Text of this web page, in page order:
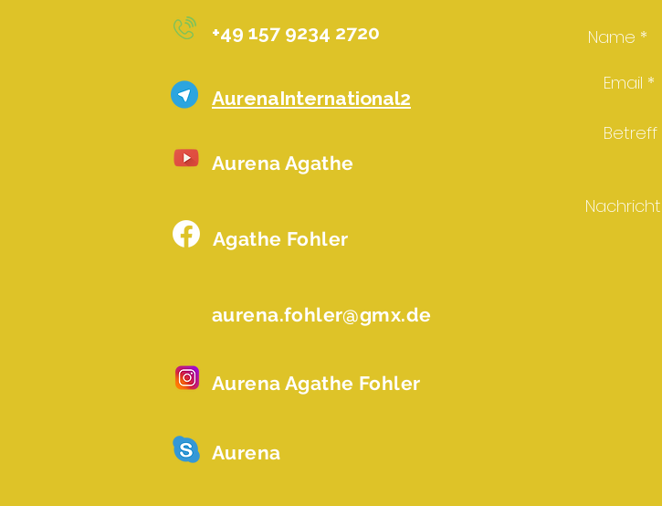
+49 157 9234 2720
AurenaInternational2
Aurena Agathe
Agathe Fohler
aurena.fohler@gmx.de
Aurena Agathe Fohler
Aurena
Name *
Email *
Betreff
Nachricht